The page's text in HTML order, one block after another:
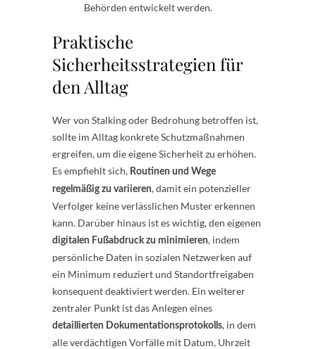
Behörden entwickelt werden.
Praktische
Sicherheitsstrategien für
den Alltag
Wer von Stalking oder Bedrohung betroffen ist,
sollte im Alltag konkrete Schutzmaßnahmen
ergreifen, um die eigene Sicherheit zu erhöhen.
Es empfiehlt sich, Routinen und Wege
regelmäßig zu variieren, damit ein potenzieller
Verfolger keine verlässlichen Muster erkennen
kann. Darüber hinaus ist es wichtig, den eigenen
digitalen Fußabdruck zu minimieren, indem
persönliche Daten in sozialen Netzwerken auf
ein Minimum reduziert und Standortfreigaben
konsequent deaktiviert werden. Ein weiterer
zentraler Punkt ist das Anlegen eines
detaillierten Dokumentationsprotokolls, in dem
alle verdächtigen Vorfälle mit Datum, Uhrzeit